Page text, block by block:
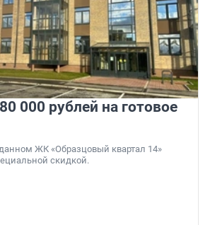
000 рублей на готовое
ЖК «Образцовый квартал 14»
скидкой.